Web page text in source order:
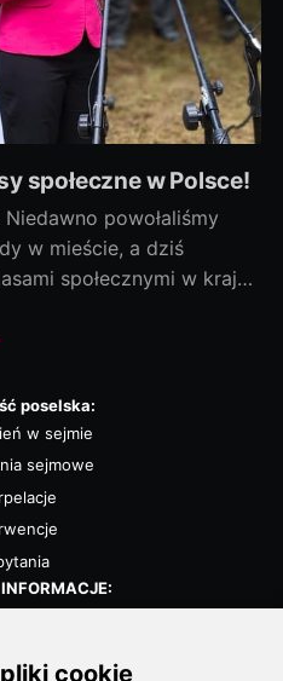
społeczne w Polsce!
powołaliśmy
w mieście, a dziś
społecznymi w kraju!
ostatni, a efekty
— a to wszystko dla
poselska:
w sejmie
sejmowe